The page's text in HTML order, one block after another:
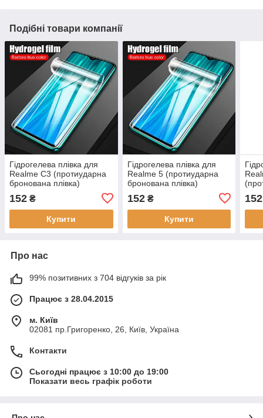
Подібні товари компанії
Гідрогелева плівка для
Realme C3 (протиударна
бронована плівка)
152 ₴
Купити
Гідрогелева плівка для
Realme 5 (протиударна
бронована плівка)
152₴
Купити
152
Про нас
99% позитивних з 704 відгуків за рік
Працює з 28.04.2015
м. Київ
02081 пр.Григоренко, 26, Київ, Україна
Контакти
Сьогодні працює з 10:00 до 19:00
Показати весь графік роботи